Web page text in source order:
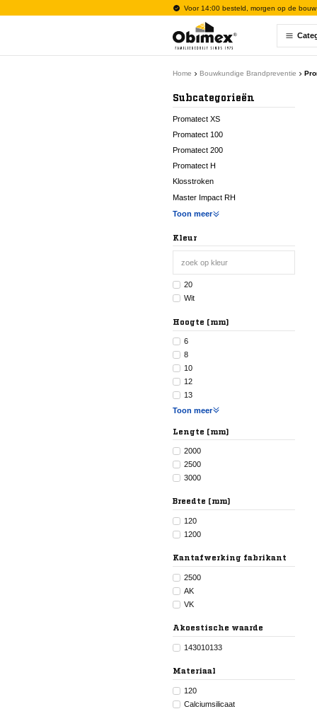
Voor 14:00 besteld, morgen op de bouw
Home Bouwkundige Brandpreventie
Subcategorieën
Promatect XS
Promatect 100
Promatect 200
Promatect H
Klosstroken
Master Impact RH
Toon meer
Kleur
20
Wit
Hoogte (mm)
6
8
10
12
13
Toon meer
Lengte (mm)
2000
2500
3000
Breedte (mm)
120
1200
Kantafwerking fabrikant
2500
AK
VK
Akoestische waarde
143010133
Materiaal
120
Calciumsilicaat